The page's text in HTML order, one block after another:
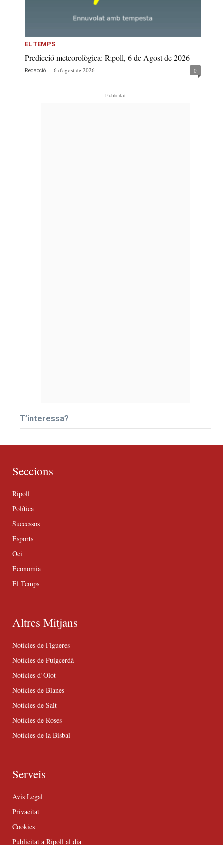
EL TEMPS
Predicció meteorològica: Ripoll, 6 de Agost de 2026
Redacció - 6 d'agost de 2026 0
- Publicitat -
T’interessa?
Seccions
Ripoll
Política
Successos
Esports
Oci
Economia
El Temps
Altres Mitjans
Notícies de Figueres
Notícies de Puigcerdà
Notícies d’Olot
Notícies de Blanes
Notícies de Salt
Notícies de Roses
Notícies de la Bisbal
Serveis
Avís Legal
Privacitat
Cookies
Publicitat a Ripoll al dia